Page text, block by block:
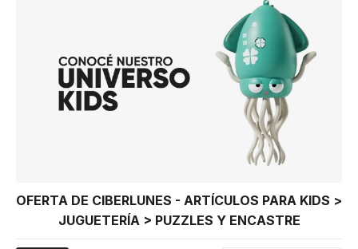
OFERTA DE CIBERLUNES - ARTÍCULOS PARA KIDS >
JUGUETERÍA > PUZZLES Y ENCASTRE